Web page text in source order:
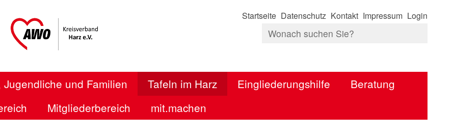
Startseite Datenschutz Kontakt Impressum Login
Jugendliche und Familien Tafeln im Harz Eingliederungshilfe
Beratung
Mitgliederbereich mit.machen